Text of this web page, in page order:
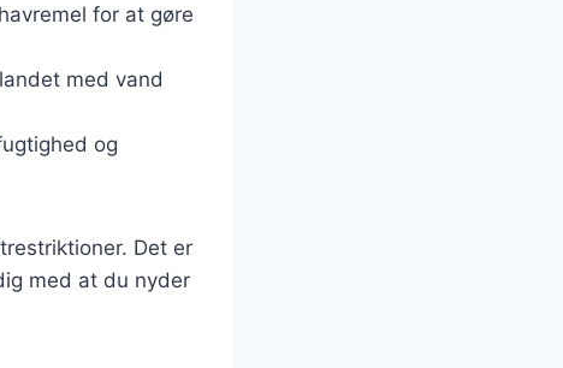
for at gøre
med vand
og
Det er
med at du nyder